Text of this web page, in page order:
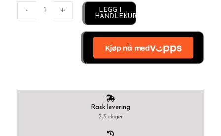
- +
LEGG I
HANDLEKURV
Rask levering
2-5 dager